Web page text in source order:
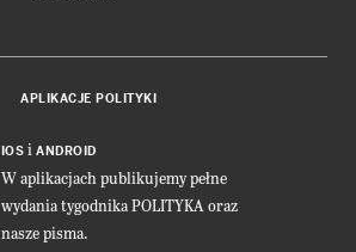
APLIKACJE POLITYKI
IOS i ANDROID
W aplikacjach publikujemy pełne
wydania tygodnika POLITYKA oraz
nasze pisma.